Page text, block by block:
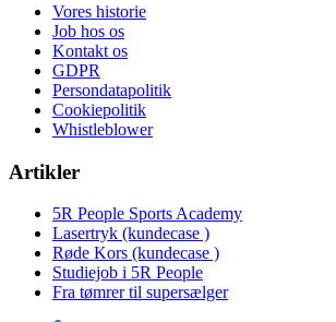
Vores historie
Job hos os
Kontakt os
GDPR
Persondatapolitik
Cookiepolitik
Whistleblower
Artikler
5R People Sports Academy
Lasertryk (kundecase )
Røde Kors (kundecase )
Studiejob i 5R People
Fra tømrer til supersælger